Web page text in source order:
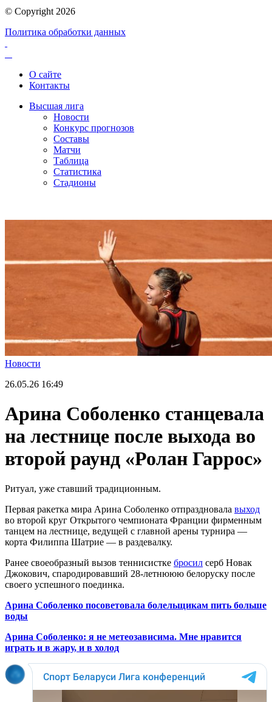
© Copyright 2026
Политика обработки данных
О сайте
Контакты
Высшая лига
Новости
Конкурс прогнозов
Составы
Матчи
Таблица
Статистика
Стадионы
Новости
26.05.26 16:49
Арина Соболенко станцевала
на лестнице после выхода во
второй раунд «Ролан Гаррос»
Ритуал, уже ставший традиционным.
Первая ракетка мира Арина Соболенко отпраздновала выход
во второй круг Открытого чемпионата Франции фирменным
танцем на лестнице, ведущей с главной арены турнира —
корта Филиппа Шатрие — в раздевалку.
Ранее своеобразный вызов теннисистке бросил серб Новак
Джокович, спародировавший 28-летнююю белоруску после
своего успешного поединка.
Арина Соболенко посоветовала болельщикам пить больше
воды
Арина Соболенко: я не метеозависима. Мне нравится
играть и в жару, и в холод